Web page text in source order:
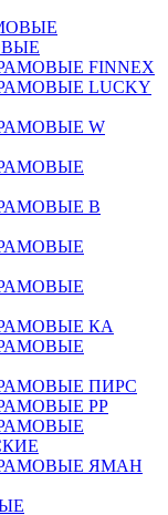
FINNEX
LUCKY
W
В
КА
ПИРС
РР
ЯМАН